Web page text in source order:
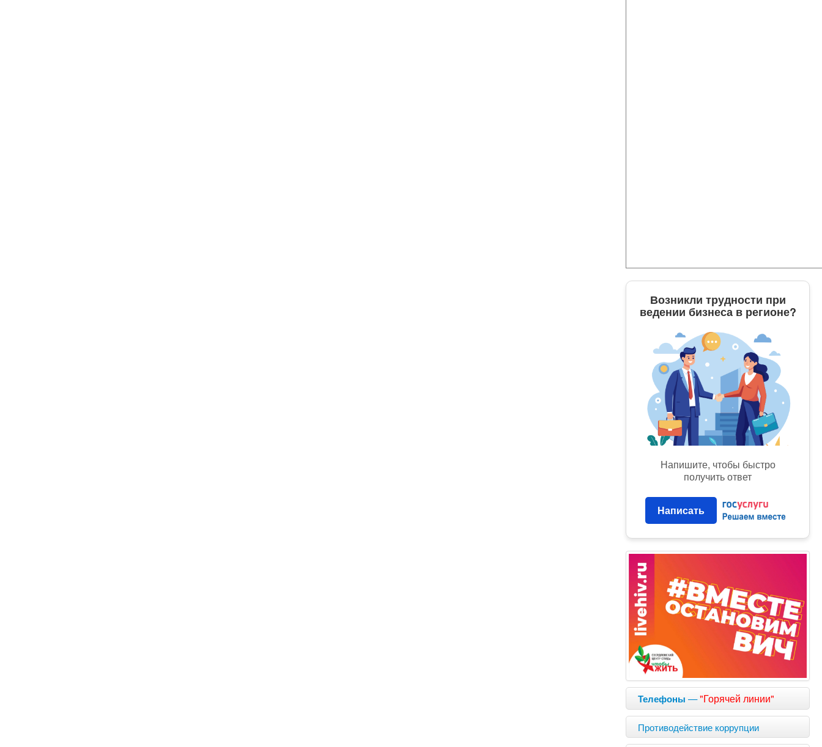
Возникли трудности при
ведении бизнеса в регионе?
Напишите, чтобы быстро
получить ответ
Написать
Телефоны —"Горячей линии"
Противодействие коррупции